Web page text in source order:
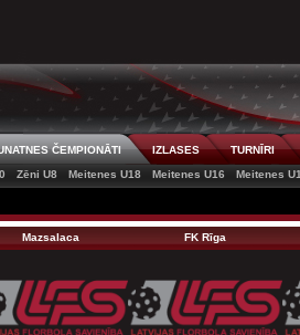
ČEMPIONĀTI IZLASES TURNĪRI
Zēni U8 Meitenes U18 Meitenes U16 Meitenes
Mazsalaca FK Rīga